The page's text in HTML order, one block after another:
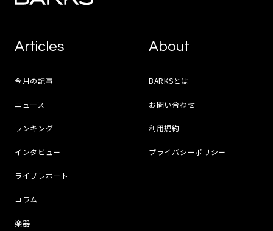
Articles
今月の記事
ニュース
ランキング
インタビュー
ライブレポート
コラム
楽器
About
BARKSとは
お問い合わせ
利用規約
プライバシーポリシー